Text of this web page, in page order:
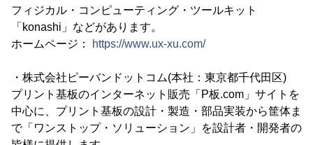
フィジカル・コンピューティング・ツールキット
「konashi」などがあります。
ホームページ：
https://www.ux-xu.com/
・株式会社ピーバンドットコム(本社：東京都千代田区)
プリント基板のインターネット販売「P板.com」サイトを
中心に、プリント基板の設計・製造・部品実装から筐体ま
で「ワンストップ・ソリューション」を設計者・開発者の